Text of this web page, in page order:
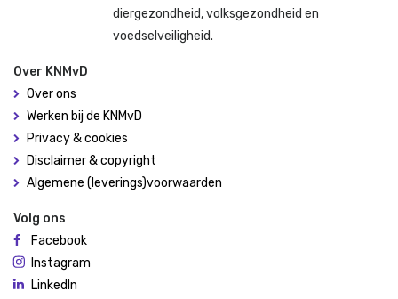
diergezondheid, volksgezondheid en
voedselveiligheid.
Over KNMvD
Over ons
Werken bij de KNMvD
Privacy & cookies
Disclaimer & copyright
Algemene (leverings)voorwaarden
Volg ons
Facebook
Instagram
LinkedIn